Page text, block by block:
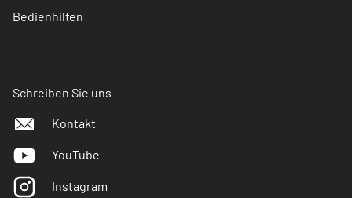
Bedienhilfen
Schreiben Sie uns
Kontakt
YouTube
Instagram